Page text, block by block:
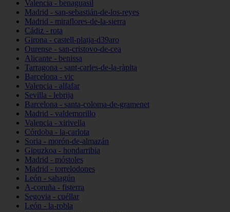
Valencia - benaguasil
Madrid - san-sebastián-de-los-reyes
Madrid - miraflores-de-la-sierra
Cádiz - rota
Girona - castell-platja-d39aro
Ourense - san-cristovo-de-cea
Alicante - benissa
Tarragona - sant-carles-de-la-ràpita
Barcelona - vic
Valencia - alfafar
Sevilla - lebrija
Barcelona - santa-coloma-de-gramenet
Madrid - valdemorillo
Valencia - xirivella
Córdoba - la-carlota
Soria - morón-de-almazán
Gipuzkoa - hondarribia
Madrid - móstoles
Madrid - torrelodones
León - sahagún
A-coruña - fisterra
Segovia - cuéllar
León - la-robla